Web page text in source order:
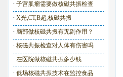
· 子宫肌瘤需要做核磁共振检查
· X光,CT,B超,核磁共振
· 脑部做核磁共振有无副作用？
· 核磁共振检查对人体有伤害吗
· 在医院做核磁共振多少钱
· 低场核磁共振技术在监控食品